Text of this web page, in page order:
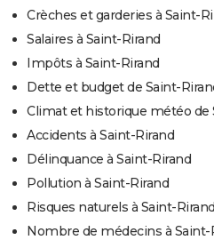
Crèches et garderies à Saint-
Salaires à Saint-Rirand
Impôts à Saint-Rirand
Dette et budget de Saint-
Climat et historique météo de
Accidents à Saint-Rirand
Délinquance à Saint-Rirand
Pollution à Saint-Rirand
Risques naturels à Saint-Rirand
Nombre de médecins à Saint-